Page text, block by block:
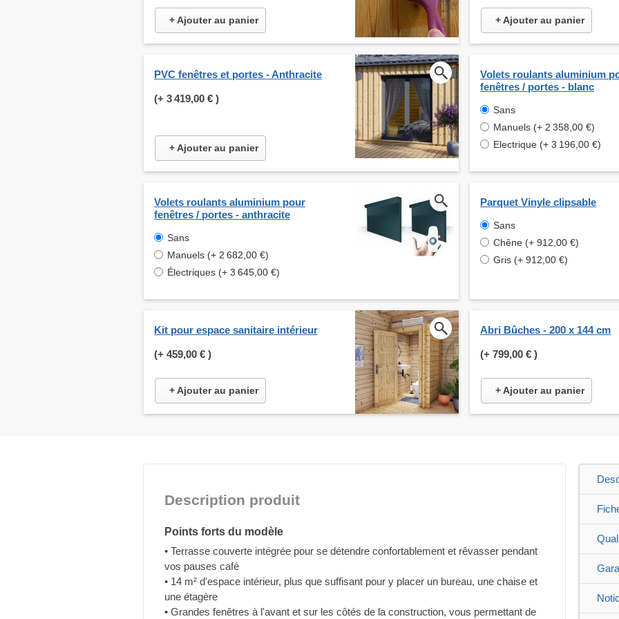
+ Ajouter au panier + Ajouter au panier
PVC fenêtres et portes - Anthracite
(+ 3 419,00 € )
+ Ajouter au panier
Volets roulants aluminium
fenêtres / portes - blanc
Sans
Manuels (+ 2 358,00 €)
Electrique (+ 3 196,00 €)
Volets roulants aluminium pour
fenêtres / portes - anthracite
Sans
Manuels (+ 2 682,00 €)
Électriques (+ 3 645,00 €)
Parquet Vinyle clipsable
Sans
Chêne (+ 912,00 €)
Gris (+ 912,00 €)
Kit pour espace sanitaire intérieur
(+ 459,00 € )
+ Ajouter au panier
Abri Bûches - 200 x 144 cm
(+ 799,00 € )
+ Ajouter au panier
Description produit
Points forts du modèle
• Terrasse couverte intégrée pour se détendre confortablement et rêvasser pendant
vos pauses café
• 14 m² d'espace intérieur, plus que suffisant pour y placer un bureau, une chaise et
une étagère
• Grandes fenêtres à l'avant et sur les côtés de la construction, vous permettant de